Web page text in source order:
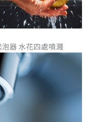
器 水花四處噴濺